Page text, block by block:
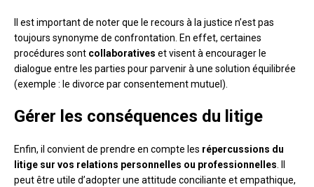
Il est important de noter que le recours à la justice n’est pas
toujours synonyme de confrontation. En effet, certaines
procédures sont collaboratives et visent à encourager le
dialogue entre les parties pour parvenir à une solution équilibrée
(exemple : le divorce par consentement mutuel).
Gérer les conséquences du litige
Enfin, il convient de prendre en compte les répercussions du
litige sur vos relations personnelles ou professionnelles. Il
peut être utile d’adopter une attitude conciliante et empathique,